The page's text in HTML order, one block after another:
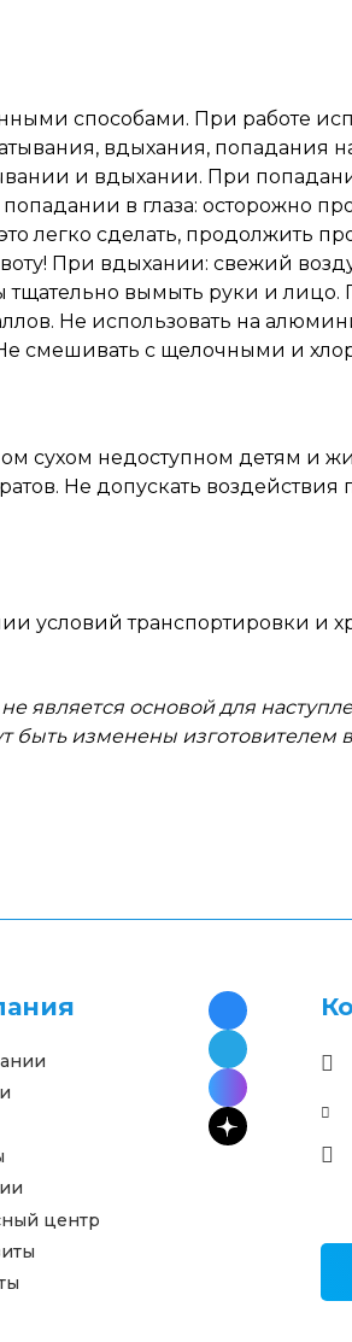
способами. При работе
вдыхания, попадания
и вдыхании. При
в глаза: осторожно
легко сделать, продолжить
При вдыхании: свежий
вымыть руки и
Не использовать на
смешивать с щелочными и
сухом недоступном детям и
Не допускать
условий транспортировки и
является основой для
быть изменены изготовителем
центр